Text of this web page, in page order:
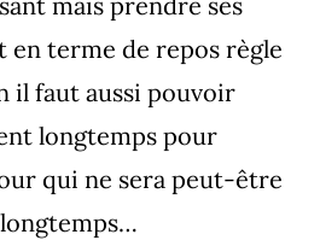
en terme de repos règle
il faut aussi pouvoir
longtemps pour
qui ne sera peut-être